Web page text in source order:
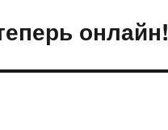
онлайн!